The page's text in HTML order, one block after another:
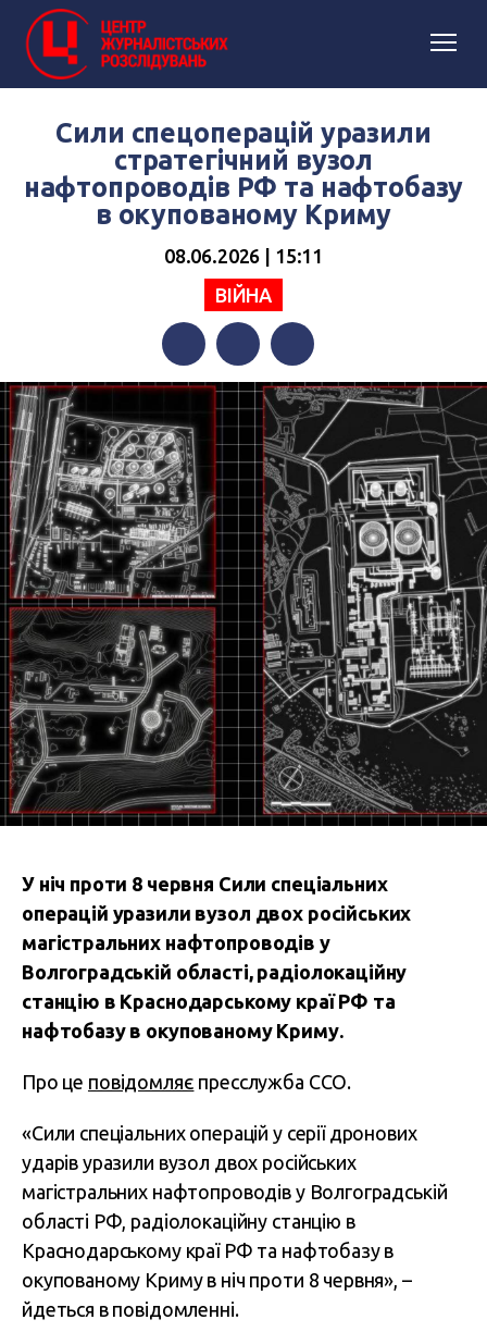
Сили спецоперацій уразили
стратегічний вузол
нафтопроводів РФ та нафтобазу
в окупованому Криму
08.06.2026 | 15:11
ВІЙНА
FacebookTwitterTelegram
У ніч проти 8 червня Сили спеціальних
операцій уразили вузол двох російських
магістральних нафтопроводів у
Волгоградській області, радіолокаційну
станцію в Краснодарському краї РФ та
нафтобазу в окупованому Криму.
Про це повідомляє пресслужба ССО.
«Сили спеціальних операцій у серії дронових
ударів уразили вузол двох російських
магістральних нафтопроводів у Волгоградській
області РФ, радіолокаційну станцію в
Краснодарському краї РФ та нафтобазу в
окупованому Криму в ніч проти 8 червня», –
йдеться в повідомленні.